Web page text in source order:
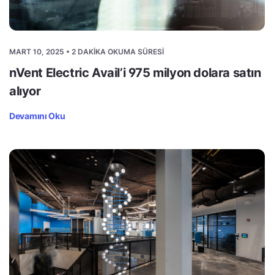
MART 10, 2025 • 2 DAKIKA OKUMA SÜRESI
nVent Electric Avail’i 975 milyon dolara satın
alıyor
Devamını Oku